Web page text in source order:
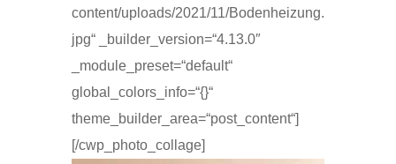
content/uploads/2021/11/Bodenheizung.
jpg“ _builder_version=“4.13.0″
_module_preset=“default“
global_colors_info=“{}“
theme_builder_area=“post_content“]
[/cwp_photo_collage]